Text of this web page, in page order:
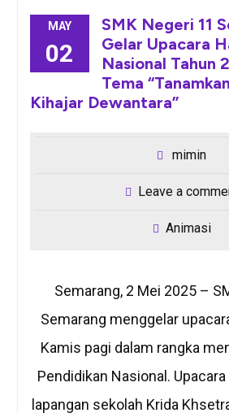
MAY
02
SMK Negeri 11
Gelar Upacara
Nasional Tahun
Tema
Kihajar Dewantara”
mimin
Leave a
Animasi
Semarang, 2 Mei 2025 –
Semarang menggelar
Kamis pagi dalam rangka
Pendidikan Nasional.
lapangan sekolah Krida